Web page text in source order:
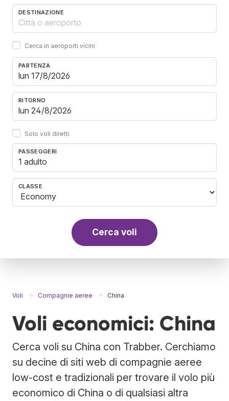
DESTINAZIONE
Cerca in aeroporti vicini
PARTENZA
RITORNO
Solo voli diretti
PASSEGGERI
1 adulto
CLASSE
Cerca voli
Voli Compagnie aeree China
Voli economici: China
Cerca voli su China con Trabber. Cerchiamo
su decine di siti web di compagnie aeree
low-cost e tradizionali per trovare il volo più
economico di China o di qualsiasi altra